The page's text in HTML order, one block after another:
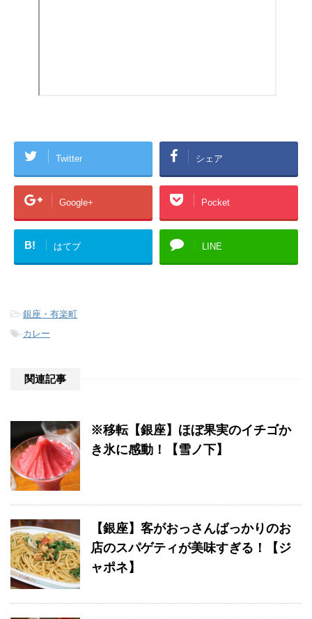
Twitter シェア
Google+ Pocket
B! はてブ LINE
-銀座・有楽町
-カレー
関連記事
※移転【銀座】ほぼ果実のイチゴか
き氷に感動！【雪ノ下】
【銀座】客がおっさんばっかりのお
店のスパゲティが美味すぎる！【ジ
ャポネ】